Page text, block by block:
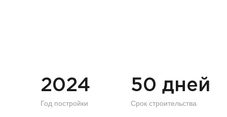
2024
Год постройки
50 дней
Срок строительства